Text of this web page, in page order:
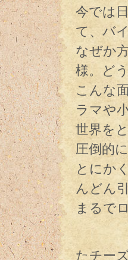
今では
て、バ
なぜか
様。ど
こんな
ラマや
世界を
圧倒的
とにか
んどん
まるで
そし
たチー